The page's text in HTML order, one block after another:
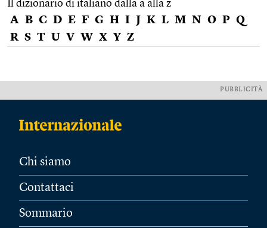
Il dizionario di italiano dalla a alla z
A B C D E F G H I J K L M N O P Q
R S T U V W X Y Z
PUBBLICITÀ
Chi siamo
Contattaci
Sommario